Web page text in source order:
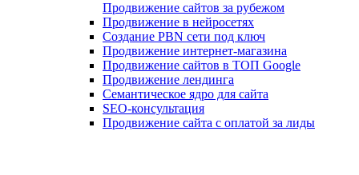
Продвижение сайтов за рубежом
Продвижение в нейросетях
Создание PBN сети под ключ
Продвижение интернет-магазина
Продвижение сайтов в ТОП Google
Продвижение лендинга
Семантическое ядро для сайта
SEO-консультация
Продвижение сайта с оплатой за лиды